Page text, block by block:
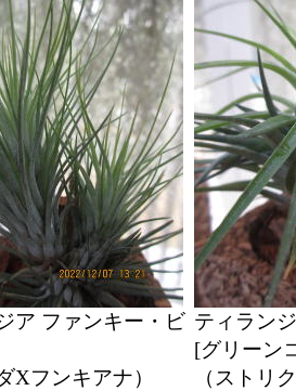
ア ファンキー・ビ
Xフンキアナ）
ティラン
[グリーン
（ストリ